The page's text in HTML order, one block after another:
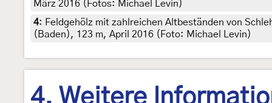
März 2016 (Fotos: Michael Levin)
4: Feldgehölz mit zahlreichen Altbeständen von
(Baden), 123 m, April 2016 (Foto: Michael Levin)
4. Weitere